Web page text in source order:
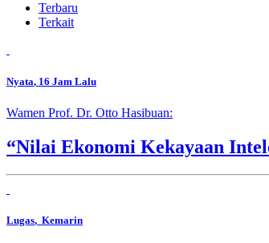
Terbaru
Terkait
Nyata, 16 Jam Lalu
Wamen Prof. Dr. Otto Hasibuan:
“Nilai Ekonomi Kekayaan
Lugas, Kemarin